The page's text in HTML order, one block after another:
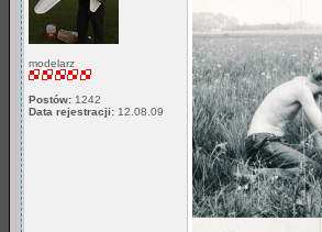
modelarz
Postów: 1242
Data rejestracji: 12.08.09